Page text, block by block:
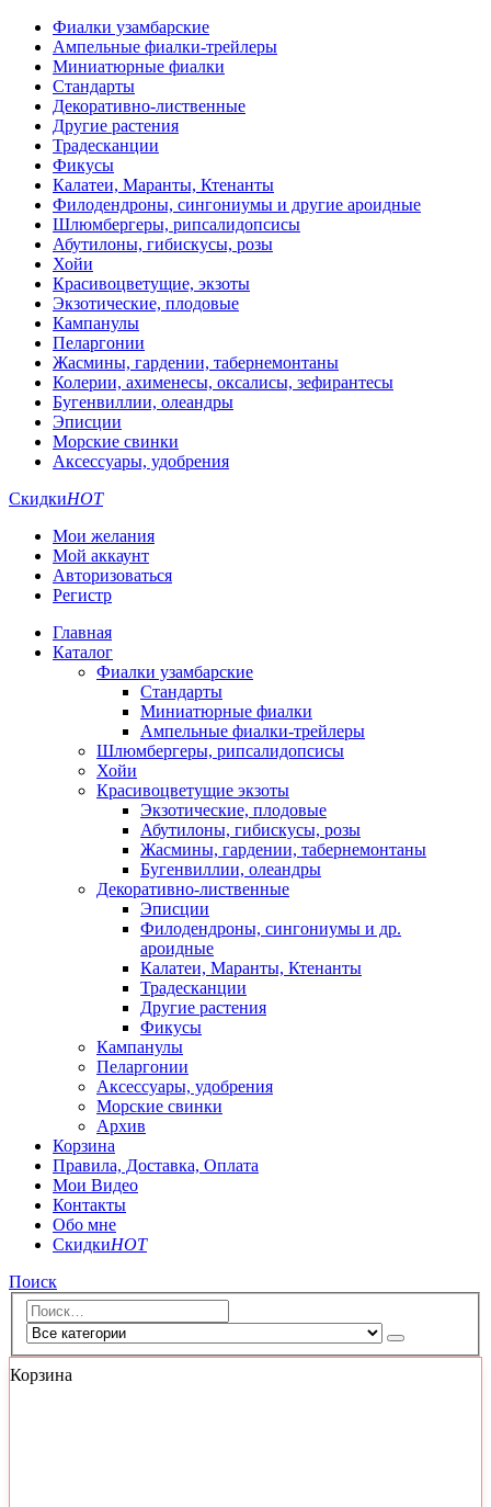
Фиалки узамбарские
Ампельные фиалки-трейлеры
Миниатюрные фиалки
Стандарты
Декоративно-лиственные
Другие растения
Традесканции
Фикусы
Калатеи, Маранты, Ктенанты
Филодендроны, сингониумы и другие ароидные
Шлюмбергеры, рипсалидопсисы
Абутилоны, гибискусы, розы
Хойи
Красивоцветущие, экзоты
Экзотические, плодовые
Кампанулы
Пеларгонии
Жасмины, гардении, табернемонтаны
Колерии, ахименесы, оксалисы, зефирантесы
Бугенвиллии, олеандры
Эписции
Морские свинки
Аксессуары, удобрения
СкидкиHOT
Мои желания
Мой аккаунт
Авторизоваться
Регистр
Главная
Каталог
Фиалки узамбарские
Стандарты
Миниатюрные фиалки
Ампельные фиалки-трейлеры
Шлюмбергеры, рипсалидопсисы
Хойи
Красивоцветущие экзоты
Экзотические, плодовые
Абутилоны, гибискусы, розы
Жасмины, гардении, табернемонтаны
Бугенвиллии, олеандры
Декоративно-лиственные
Эписции
Филодендроны, сингониумы и др.
ароидные
Калатеи, Маранты, Ктенанты
Традесканции
Другие растения
Фикусы
Кампанулы
Пеларгонии
Аксессуары, удобрения
Морские свинки
Архив
Корзина
Правила, Доставка, Оплата
Мои Видео
Контакты
Обо мне
СкидкиHOT
Поиск
Корзина